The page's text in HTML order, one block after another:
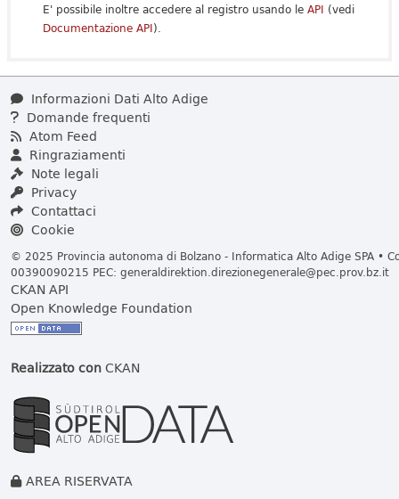
E' possibile inoltre accedere al registro usando le API (vedi
Documentazione API).
Informazioni Dati Alto Adige
Domande frequenti
Atom Feed
Ringraziamenti
Note legali
Privacy
Contattaci
Cookie
© 2025 Provincia autonoma di Bolzano - Informatica Alto Adige SPA •
00390090215 PEC: generaldirektion.direzionegenerale@pec.prov.bz.it
CKAN API
Open Knowledge Foundation
Realizzato conCKAN
AREA RISERVATA